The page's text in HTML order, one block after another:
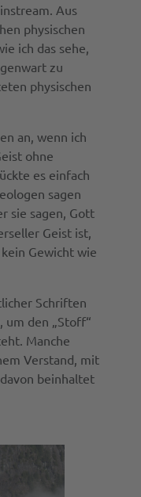
Aus
physischen
ich das sehe,
zu
physischen
an, wenn ich
ohne
es einfach
sagen
sie sagen, Gott
Geist ist,
Gewicht wie
Schriften
um den „Stoff“
Manche
Verstand, mit
beinhaltet